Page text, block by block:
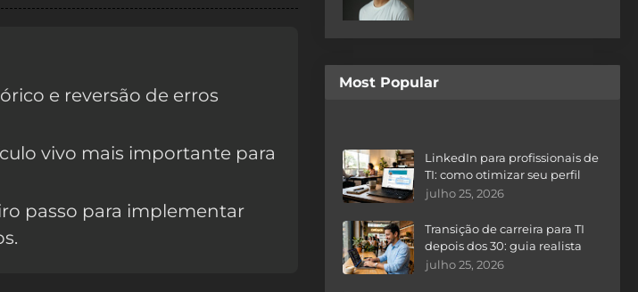
e reversão de erros
vivo mais importante para
passo para implementar
Most Popular
LinkedIn para profissionais de
TI: como otimizar seu perfil
julho 25, 2026
Transição de carreira para TI
depois dos 30: guia realista
julho 25, 2026